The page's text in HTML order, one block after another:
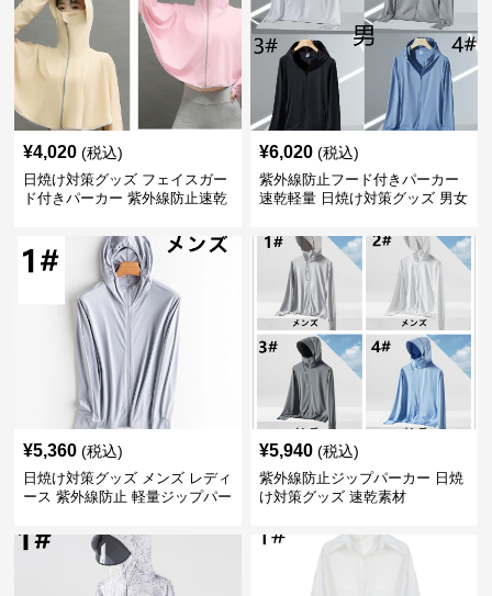
¥4,020 (税込)
日焼け対策グッズ フェイスガー
ド付きパーカー 紫外線防止速乾
¥6,020 (税込)
紫外線防止フード付きパーカー
速乾軽量 日焼け対策グッズ 男女
¥5,360 (税込)
日焼け対策グッズ メンズ レディ
ース 紫外線防止 軽量ジップパー
¥5,940 (税込)
紫外線防止ジップパーカー 日焼
け対策グッズ 速乾素材